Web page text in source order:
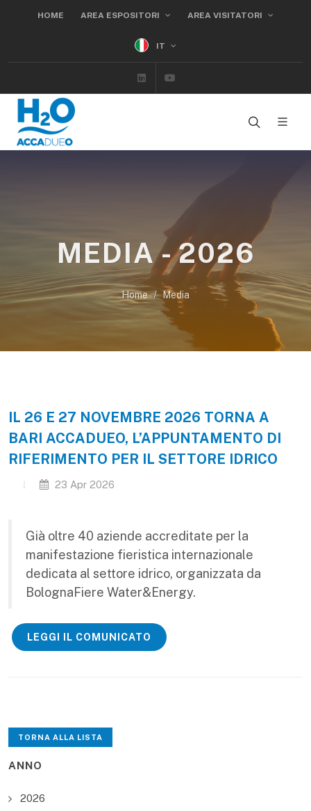
HOME AREA ESPOSITORI AREA VISITATORI
IT
Linkedin
MEDIA - 2026
Home Media
IL 26 E 27 NOVEMBRE 2026 TORNA A
BARI ACCADUEO, L’APPUNTAMENTO DI
RIFERIMENTO PER IL SETTORE IDRICO
23 Apr 2026
Già oltre 40 aziende accreditate per la
manifestazione fieristica internazionale
dedicata al settore idrico, organizzata da
BolognaFiere Water&Energy.
LEGGI IL COMUNICATO
TORNA ALLA LISTA
ANNO
2026